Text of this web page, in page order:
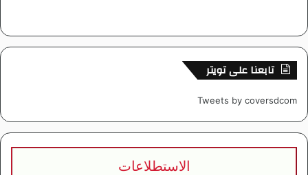
تابعنا على تويتر
Tweets by coversdcom
الاستطلاعات